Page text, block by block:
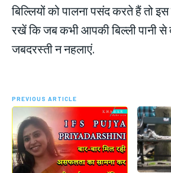
बिल्लियों को पालना पसंद करते हैं तो
रखें कि जब कभी आपकी बिल्‍ली पानी से
जबदरस्‍ती न नहलाएं.
PREVIOUS ARTICLE